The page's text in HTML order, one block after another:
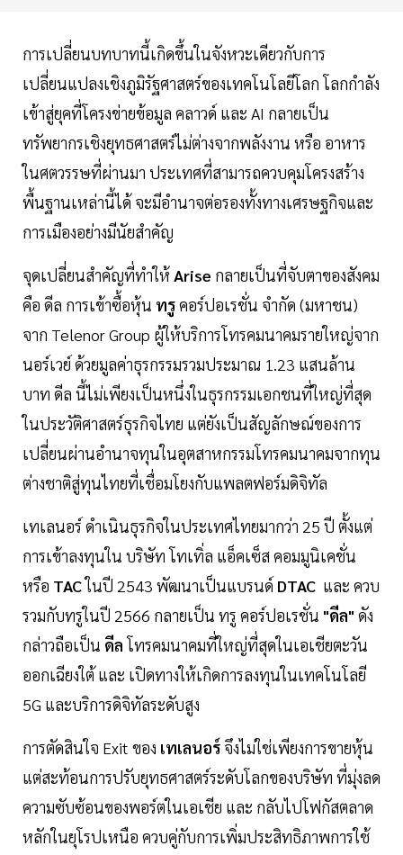
การเปลี่ยนบทบาทนี้เกิดขึ้นในจังหวะเดียวกับการ
เปลี่ยนแปลงเชิงภูมิรัฐศาสตร์ของเทคโนโลยีโลก โลกกำลัง
เข้าสู่ยุคที่โครงข่ายข้อมูล คลาวด์ และ AI กลายเป็น
ทรัพยากรเชิงยุทธศาสตร์ไม่ต่างจากพลังงาน หรือ อาหาร
ในศตวรรษที่ผ่านมา ประเทศที่สามารถควบคุมโครงสร้าง
พื้นฐานเหล่านี้ได้ จะมีอำนาจต่อรองทั้งทางเศรษฐกิจและ
การเมืองอย่างมีนัยสำคัญ
จุดเปลี่ยนสำคัญที่ทำให้Arise กลายเป็นที่จับตาของสังคม
คือ ดีล การเข้าซื้อหุ้น ทรูคอร์ปอเรชั่น จำกัด (มหาชน)
จาก Telenor Group ผู้ให้บริการโทรคมนาคมรายใหญ่จาก
นอร์เวย์ ด้วยมูลค่าธุรกรรมรวมประมาณ 1.23 แสนล้าน
บาท ดีล นี้ไม่เพียงเป็นหนึ่งในธุรกรรมเอกชนที่ใหญ่ที่สุด
ในประวัติศาสตร์ธุรกิจไทย แต่ยังเป็นสัญลักษณ์ของการ
เปลี่ยนผ่านอำนาจทุนในอุตสาหกรรมโทรคมนาคมจากทุน
ต่างชาติสู่ทุนไทยที่เชื่อมโยงกับแพลตฟอร์มดิจิทัล
เทเลนอร์ ดำเนินธุรกิจในประเทศไทยมากว่า 25 ปี ตั้งแต่
การเข้าลงทุนใน บริษัท โทเทิ่ล แอ็คเซ็ส คอมมูนิเคชั่น
หรือ TACในปี 2543 พัฒนาเป็นแบรนด์ DTAC และ ควบ
รวมกับทรูในปี 2566 กลายเป็น ทรู คอร์ปอเรชั่น "ดีล" ดัง
กล่าวถือเป็น ดีลโทรคมนาคมที่ใหญ่ที่สุดในเอเชียตะวัน
ออกเฉียงใต้ และ เปิดทางให้เกิดการลงทุนในเทคโนโลยี
5G และบริการดิจิทัลระดับสูง
การตัดสินใจ Exit ของ เทเลนอร์ จึงไม่ใช่เพียงการขายหุ้น
แต่สะท้อนการปรับยุทธศาสตร์ระดับโลกของบริษัท ที่มุ่งลด
ความซับซ้อนของพอร์ตในเอเชีย และ กลับไปโฟกัสตลาด
หลักในยุโรปเหนือ ควบคู่กับการเพิ่มประสิทธิภาพการใช้